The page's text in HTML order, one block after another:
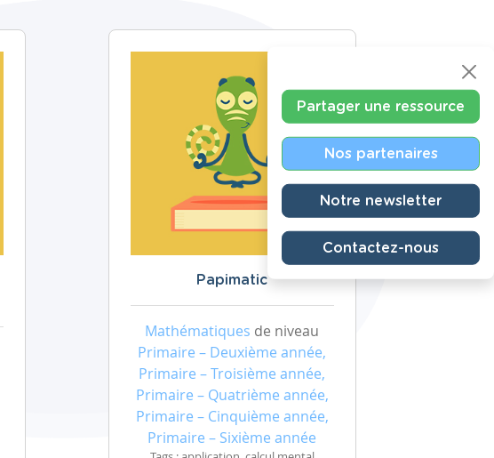
Papimatic
Mathématiques de niveau
Primaire – Deuxième année,
Primaire – Troisième année,
Primaire – Quatrième année,
Primaire – Cinquième année,
Primaire – Sixième année
Partager une ressource
Nos partenaires
Notre newsletter
Contactez-nous